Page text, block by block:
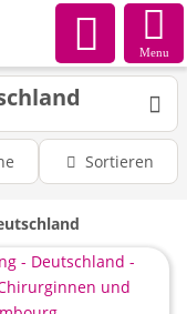
Menu
Sortieren